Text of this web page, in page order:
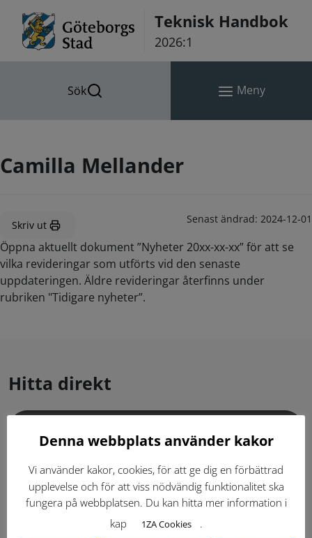
Teknisk Handbok
2026:1
Sök Meny
Camilla Mellander
Skriv ut Senast ändrad: 2024-12-01
Öppna aktuellt dokument ”Nyheter 20xx-xx-xx” för att se
vilka revideringar som utförts vid den senaste
uppdateringen. Äldre revideringar återfinns under
rubriken "Tidigare nyheter”.
Hitta direkt
Dokumentbibliotek Kontaktlista
Tidigare versioner Nyheter
Denna webbplats använder kakor
Vi använder kakor, cookies, för att ge dig en förbättrad
upplevelse och för att viss nödvändig funktionalitet ska
fungera på webbplatsen. Du kan hitta mer information i
kap
1ZA Cookies .